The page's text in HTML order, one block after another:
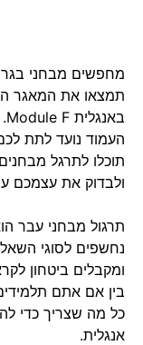
מחפשים מבחני
תמצאו את המאגר
באנגלית Module F.
העמוד נועד לתת
תוכלו לתרגל
ולבדוק את עצמכם
תרגול מבחני עבר
נחשפים לסוגי
ומקבלים ביטחון לקראת
בין אם אתם
כל מה שצריך כדי
אנגלית.